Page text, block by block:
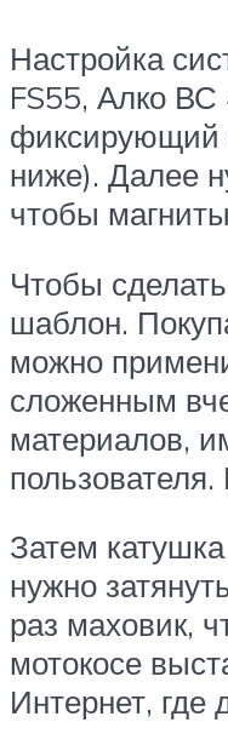
Настройка
FS55, Алко ВС
фиксирующий
ниже). Далее
чтобы
Чтобы
шаблон.
можно
сложенным
материалов,
Затем
нужно
раз маховик,
мотокосе
Интернет, где